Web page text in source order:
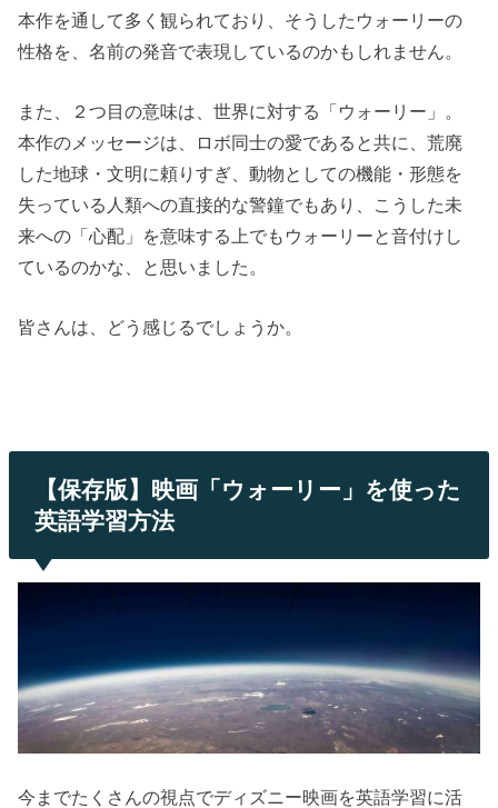
本作を通して多く観られており、そうしたウォーリーの
性格を、名前の発音で表現しているのかもしれません。
また、２つ目の意味は、世界に対する「ウォーリー」。
本作のメッセージは、ロボ同士の愛であると共に、荒廃
した地球・文明に頼りすぎ、動物としての機能・形態を
失っている人類への直接的な警鐘でもあり、こうした未
来への「心配」を意味する上でもウォーリーと音付けし
ているのかな、と思いました。
皆さんは、どう感じるでしょうか。
【保存版】映画「ウォーリー」を使った
英語学習方法
今までたくさんの視点でディズニー映画を英語学習に活